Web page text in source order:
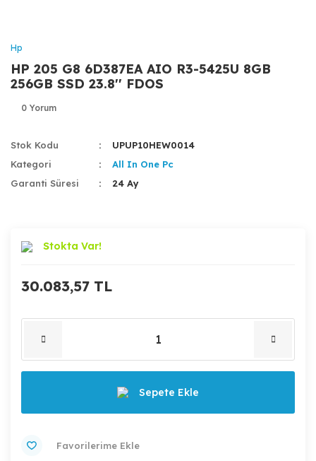
Hp
HP 205 G8 6D387EA AIO R3-5425U 8GB
256GB SSD 23.8'' FDOS
0 Yorum
Stok Kodu
UPUP10HEW0014
Kategori
All In One Pc
Garanti Süresi
24 Ay
Stokta Var!
30.083,57 TL
Sepete Ekle